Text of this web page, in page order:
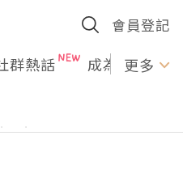
會員登記
群熱話 成為U更多